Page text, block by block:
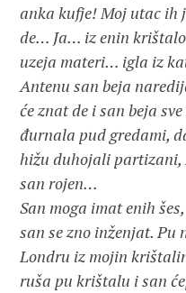
anka kufje! Moj utac ih
de… Ja… iz enin
uzeja materi… igla iz
Antenu san beja
će znat de i san beja
đurnala pud gredami,
hižu duhojali
san rojen…
San moga imat enih
san se zno inženjat. Pu
Londru iz mojin
ruša pu krištalu i san